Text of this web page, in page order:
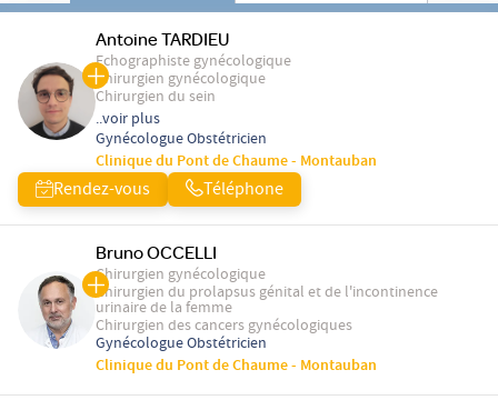
Antoine TARDIEU
Echographiste gynécologique
Chirurgien gynécologique
Chirurgien du sein
..voir plus
Gynécologue Obstétricien
Clinique du Pont de Chaume - Montauban
Rendez-vous Téléphone
Bruno OCCELLI
Chirurgien gynécologique
Chirurgien du prolapsus génital et de l'incontinence
urinaire de la femme
Chirurgien des cancers gynécologiques
Gynécologue Obstétricien
Clinique du Pont de Chaume - Montauban